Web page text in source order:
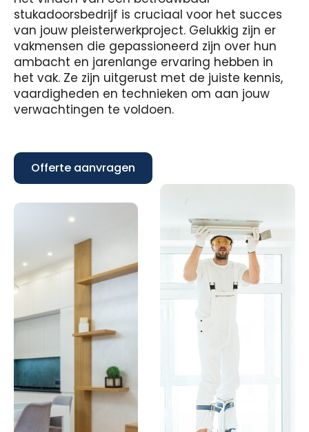
stukadoorsbedrijf is cruciaal voor het succes
van jouw pleisterwerkproject. Gelukkig zijn er
vakmensen die gepassioneerd zijn over hun
ambacht en jarenlange ervaring hebben in
het vak. Ze zijn uitgerust met de juiste kennis,
vaardigheden en technieken om aan jouw
verwachtingen te voldoen.
Offerte aanvragen